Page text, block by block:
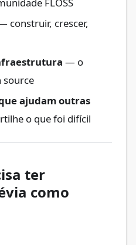
construir, crescer,
— o
source
ajudam outras
o que foi difícil
ter
como